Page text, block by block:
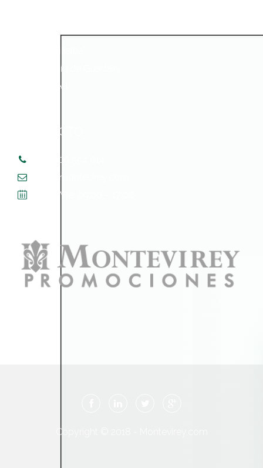
San Agustín de Guadalix
Ciudad Real
CONTACTO
+34 609 554 014
info@montevirey.com
Lun. – Vie. 09:00 – 17:00
Copyright © 2018 - Montevirey.com